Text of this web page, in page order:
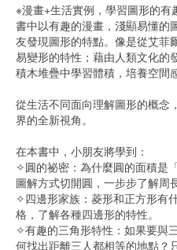
※漫畫+生活實例，學習圖形的有
書中以有趣的漫畫，淺顯易懂的
友發現圖形的特點。像是從艾菲
易變形的特性；藉由人類文化的
積木堆疊中學習體積，培養空間感
從生活不同面向理解圖形的概念
界的全新視角。
在本書中，小朋友將學到：
✧圓的祕密：為什麼圓的面積是
圖解方式切開圓，一步步了解周
✧四邊形家族：菱形和正方形有
格，了解各種四邊形的特性。
✧有趣的三角形特性：如果要與
何找出距離三人都相等的地點？